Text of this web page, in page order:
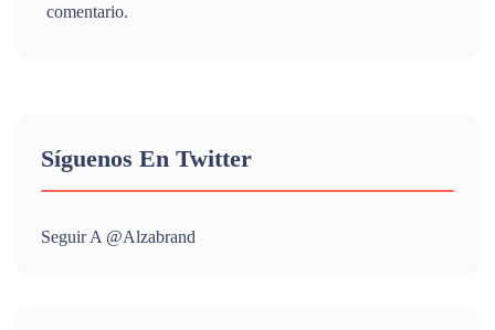
comentario.
Síguenos En Twitter
Seguir A @alzabrand